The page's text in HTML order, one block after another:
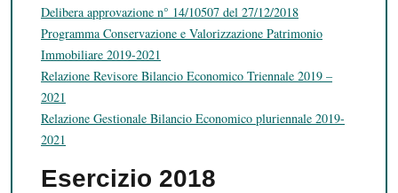
Delibera approvazione n° 14/10507 del 27/12/2018
Programma Conservazione e Valorizzazione Patrimonio
Immobiliare 2019-2021
Relazione Revisore Bilancio Economico Triennale 2019 –
2021
Relazione Gestionale Bilancio Economico pluriennale 2019-
2021
Esercizio 2018